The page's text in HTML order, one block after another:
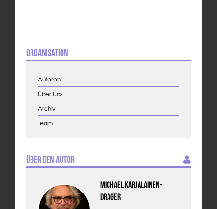
Organisation
Autoren
Über Uns
Archiv
Team
Über den Autor
Michael Karjalainen-
Dräger